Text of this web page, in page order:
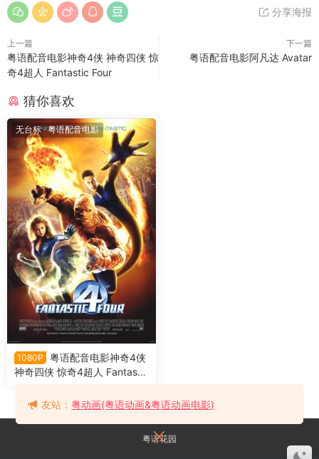
分享海报
上一篇
粤语配音电影神奇4侠 神奇四侠 惊
奇4超人 Fantastic Four
下一篇
粤语配音电影阿凡达 Avatar
猜你喜欢
无台标·粤语配音电影
1080P
粤语配音电影神奇4侠
神奇四侠 惊奇4超人 Fantastic
Four
粤语花园
友站：粤动画(粤语动画&粤语动画电影)